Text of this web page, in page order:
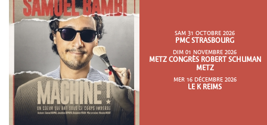
SAM 31 OCTOBRE 2026
PMC STRASBOURG
DIM 01 NOVEMBRE 2026
METZ CONGRÈS ROBERT SCHUMAN
METZ
MER 16 DÉCEMBRE 2026
LE K REIMS